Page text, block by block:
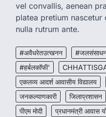
vel convallis, aenean
platea pretium
nulla rutrum ante.
#अवैधरेतउत्खनन
#हर्बलकॉफी’
एकलव्य आदर्श आवासीय विद्यालय
जनकल्याणकारी
जिलाप्रशासन
पीएम मोदी
प्रधानमंत्री आवास